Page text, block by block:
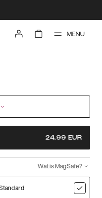
MENU
24.99 EUR
Wat is MagSafe?